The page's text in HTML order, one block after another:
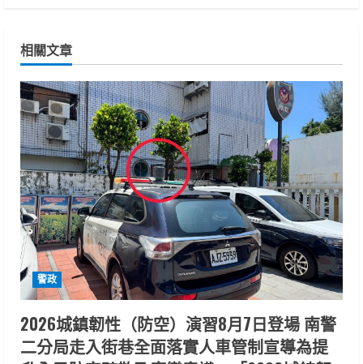
n
u
e
R
e
a
d
i
n
g
相關文章
警政
2026城鎮韌性（防空）演習8月7日登場 南警
二分局走入街巷全面落實人車管制宣導為提